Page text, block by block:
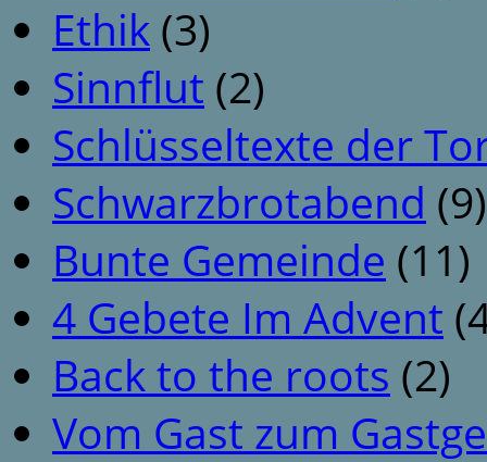
Ethik (3)
Sinnflut (2)
Schlüsseltexte der
Schwarzbrotabend (9)
Bunte Gemeinde (11)
4 Gebete Im Advent
Back to the roots (2)
Vom Gast zum